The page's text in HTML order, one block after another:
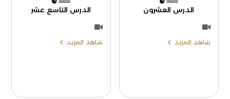
الدرس العشرون
شاهد المزيد
الدرس التاسع عشر
شاهد المزيد